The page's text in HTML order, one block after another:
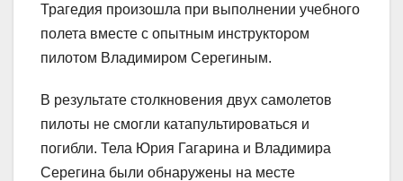
Трагедия произошла при выполнении учебного
полета вместе с опытным инструктором
пилотом Владимиром Серегиным.
В результате столкновения двух самолетов
пилоты не смогли катапультироваться и
погибли. Тела Юрия Гагарина и Владимира
Серегина были обнаружены на месте